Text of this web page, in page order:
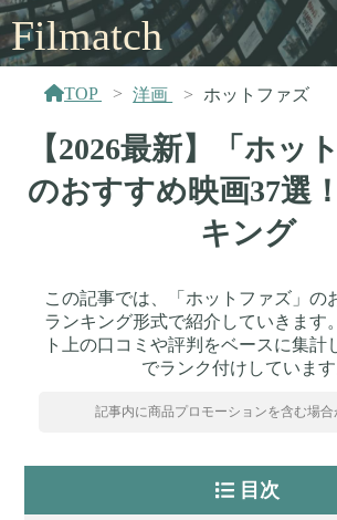
Filmatch
TOP 洋画 ホットファズ
【2026最新】「ホッ
のおすすめ映画37選
キング
この記事では、「ホットファズ」の
ランキング形式で紹介していきます
ト上の口コミや評判をベースに集計
でランク付けしています
記事内に商品プロモーションを含む場合
目次